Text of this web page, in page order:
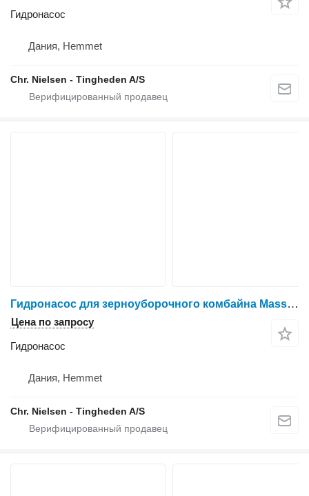
Гидронасос
Дания, Hemmet
Chr. Nielsen - Tingheden A/S
Гидронасос для зерноуборочного комбайна Massey Ferguson 9380
Цена по запросу
Гидронасос
Дания, Hemmet
Chr. Nielsen - Tingheden A/S